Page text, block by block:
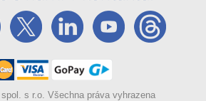
s r.o. Všechna práva vyhrazena